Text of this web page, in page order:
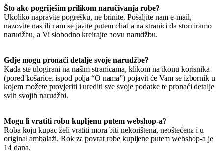
Što ako pogriješim prilikom naručivanja robe?
Ukoliko napravite pogrešku, ne brinite. Pošaljite nam e-mail,
nazovite nas ili nam se javite putem chat-a na stranici da storniramo
narudžbu, a Vi slobodno kreirajte novu narudžbu.
Gdje mogu pronaći detalje svoje narudžbe?
Kada ste ulogirani na našim stranicama, klikom na ikonu korisnika
(pored košarice, ispod polja “O nama”) pojavit će Vam se izbornik u
kojem možete provjeriti i urediti sve svoje podatke te pronaći detalje
svih svojih narudžbi.
Mogu li vratiti robu kupljenu putem webshop-a?
Roba koju kupac želi vratiti mora biti nekorištena, neoštećena i u
original ambalaži. Rok za povrat robe kupljene putem webshop-a je
14 dana.